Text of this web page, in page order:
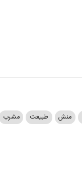
منش طبیعت
مشرب